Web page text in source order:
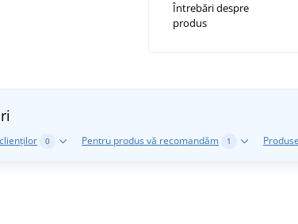
Întrebări despre
produs
0 Pentru produs vă recomandăm 1